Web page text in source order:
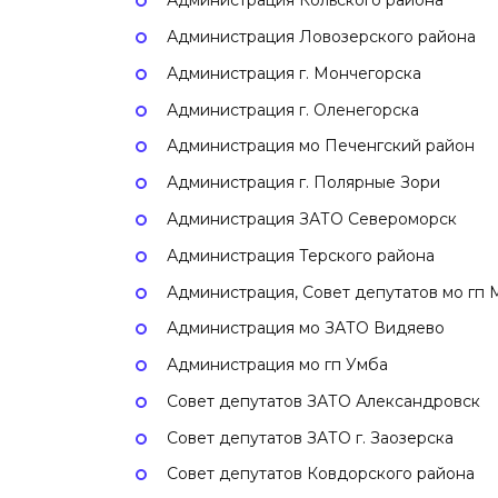
Администрация Ловозерского района
Администрация г. Мончегорска
Администрация г. Оленегорска
Администрация мо Печенгский район
Администрация г. Полярные Зори
Администрация ЗАТО Североморск
Администрация Терского района
Администрация, Совет депутатов мо
Администрация мо ЗАТО Видяево
Администрация мо гп Умба
Совет депутатов ЗАТО Александровск
Совет депутатов ЗАТО г. Заозерска
Совет депутатов Ковдорского района